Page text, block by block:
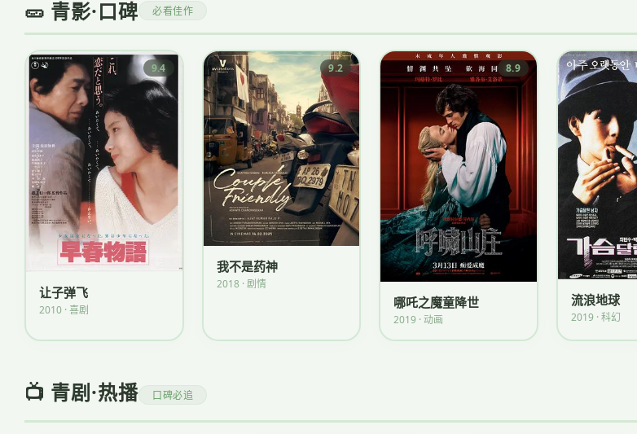
🥒 青影·口碑 必看佳作
9.4
让子弹飞
2010 · 喜剧
9.2
我不是药神
2018 · 剧情
8.9
哪吒之魔童降世
2019 · 动画
流浪地球
2019 · 科幻
📺 青剧·热播 口碑必追